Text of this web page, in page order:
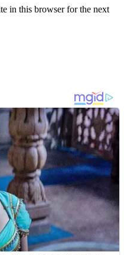
in this browser for the next